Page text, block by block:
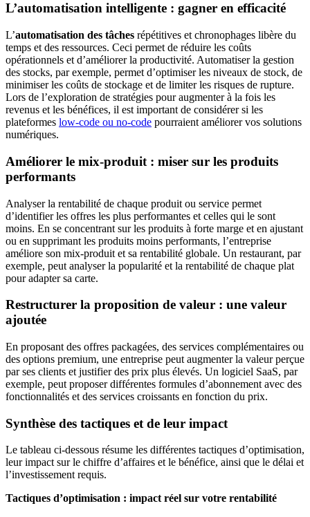
L’automatisation intelligente : gagner en efficacité
L’automatisation des tâches répétitives et chronophages libère du
temps et des ressources. Ceci permet de réduire les coûts
opérationnels et d’améliorer la productivité. Automatiser la gestion
des stocks, par exemple, permet d’optimiser les niveaux de stock, de
minimiser les coûts de stockage et de limiter les risques de rupture.
Lors de l’exploration de stratégies pour augmenter à la fois les
revenus et les bénéfices, il est important de considérer si les
plateformes low-code ou no-code pourraient améliorer vos solutions
numériques.
Améliorer le mix-produit : miser sur les produits
performants
Analyser la rentabilité de chaque produit ou service permet
d’identifier les offres les plus performantes et celles qui le sont
moins. En se concentrant sur les produits à forte marge et en ajustant
ou en supprimant les produits moins performants, l’entreprise
améliore son mix-produit et sa rentabilité globale. Un restaurant, par
exemple, peut analyser la popularité et la rentabilité de chaque plat
pour adapter sa carte.
Restructurer la proposition de valeur : une valeur
ajoutée
En proposant des offres packagées, des services complémentaires ou
des options premium, une entreprise peut augmenter la valeur perçue
par ses clients et justifier des prix plus élevés. Un logiciel SaaS, par
exemple, peut proposer différentes formules d’abonnement avec des
fonctionnalités et des services croissants en fonction du prix.
Synthèse des tactiques et de leur impact
Le tableau ci-dessous résume les différentes tactiques d’optimisation,
leur impact sur le chiffre d’affaires et le bénéfice, ainsi que le délai et
l’investissement requis.
Tactiques d’optimisation : impact réel sur votre rentabilité